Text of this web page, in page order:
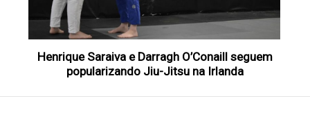
Henrique Saraiva e Darragh O’Conaill seguem
popularizando Jiu-Jitsu na Irlanda